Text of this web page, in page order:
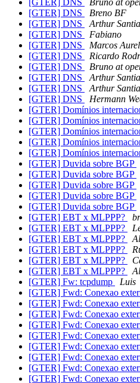
[GTER] DNS
Bruno at
[GTER] DNS
Breno BF
[GTER] DNS
Arthur
[GTER] DNS
Fabiano
[GTER] DNS
Marcos
[GTER] DNS
Ricardo
[GTER] DNS
Bruno at
[GTER] DNS
Arthur
[GTER] DNS
Arthur
[GTER] DNS
Hermann
[GTER] Domínios
[GTER] Domínios
[GTER] Domínios
[GTER] Domínios
[GTER] Domínios
[GTER] Duvida sobre BGP
[GTER] Duvida sobre BGP
[GTER] Duvida sobre BGP
[GTER] Duvida sobre BGP
[GTER] Duvida sobre BGP
[GTER] EBT x MLPPP?
[GTER] EBT x MLPPP?
[GTER] EBT x MLPPP?
[GTER] EBT x MLPPP?
[GTER] EBT x MLPPP?
[GTER] EBT x MLPPP?
[GTER] Fw: tcpdump
Luis
[GTER] Fwd: Conexao
[GTER] Fwd: Conexao
[GTER] Fwd: Conexao
[GTER] Fwd: Conexao
[GTER] Fwd: Conexao
[GTER] Fwd: Conexao
[GTER] Fwd: Conexao
[GTER] Fwd: Conexao
[GTER] Fwd: Conexao